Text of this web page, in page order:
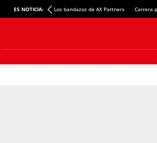
ES NOTICIA: Los bandazos de AX Partners Carrera